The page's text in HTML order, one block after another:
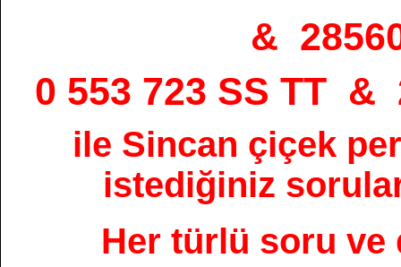
&
0 553 723 SS TT
ile Sincan çiçek
istediğiniz
Her türlü soru